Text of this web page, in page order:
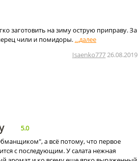
заготовить на зиму острую приправу. За
чили и помидоры.
Isaenko77726.08.2019
5.0
а всё потому, что первое
с последующим. У салата нежная